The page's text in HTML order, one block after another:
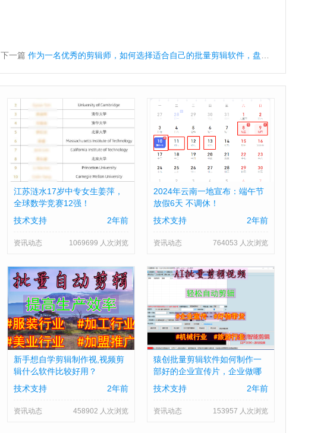
下一篇 作为一名优秀的剪辑师，如何选择适合自己的批量剪辑软件，盘点以下几款软件！
江苏涟水17岁中专女生姜萍，
全球数学竞赛12强！
技术支持
2年前
资讯动态 1069699 人次浏览
2024年云南一地宣布：端午节
放假6天 不调休！
技术支持
2年前
资讯动态 764053 人次浏览
新手想自学剪辑制作视,视频剪
辑什么软件比较好用？
技术支持
2年前
资讯动态 458902 人次浏览
猿创批量剪辑软件如何制作一
部好的企业宣传片，企业做哪
些准备及具体流程？
技术支持 2年前
资讯动态 153957 人次浏览